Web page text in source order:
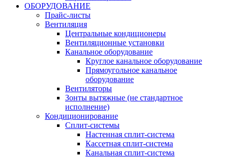
ОБОРУДОВАНИЕ
Прайс-листы
Вентиляция
Центральные кондиционеры
Вентиляционные установки
Канальное оборудование
Круглое канальное оборудование
Прямоугольное канальное
оборудование
Вентиляторы
Зонты вытяжные (не стандартное
исполнение)
Кондиционирование
Сплит-системы
Настенная сплит-система
Кассетная сплит-система
Канальная сплит-система